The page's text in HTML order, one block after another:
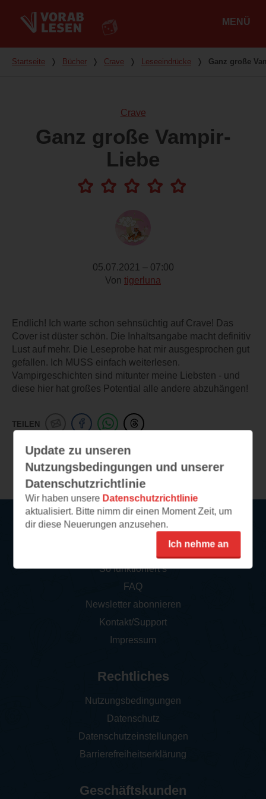
MENÜ
Du bist hier
Startseite ❭ Bücher ❭ Crave ❭ Leseeindrücke ❭ Ganz große
Crave
Ganz große Vampir-
Liebe
05.07.2021 – 07:00
Von tigerluna
Endlich! Ich warte schon sehnsüchtig auf Crave! Das
Cover ist düster schön. Die Inhaltsangabe macht definitiv
Lust auf mehr. Die Leseprobe hat mir ausgesprochen gut
gefallen. Ich MUSS einfach weiterlesen.
Vampirgeschichten sind mitunter meine Liebsten - und
diese hier hat großes Potential alle andere abzuhängen!
TEILEN
Weitere Leseeindrücke
Update zu unseren
Nutzungsbedingungen und unserer
Datenschutzrichtlinie
Wir haben unsere Datenschutzrichtlinie
aktualisiert. Bitte nimm dir einen Moment Zeit, um
dir diese Neuerungen anzusehen.
Ich nehme an
So funktioniert‘s
FAQ
Newsletter abonnieren
Kontakt/Support
Impressum
Rechtliches
Nutzungsbedingungen
Datenschutz
Datenschutzeinstellungen
Barrierefreiheitserklärung
Geschäftskunden